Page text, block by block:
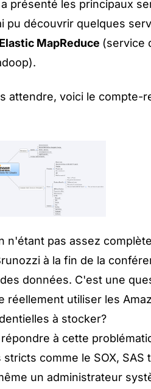
présenté les principaux
pu découvrir quelques
Elastic MapReduce (service
attendre, voici le compte-
n'étant pas assez
à la fin de la
données. C'est une
réellement utiliser les
à stocker?
à cette
comme le SOX,
un administrateur